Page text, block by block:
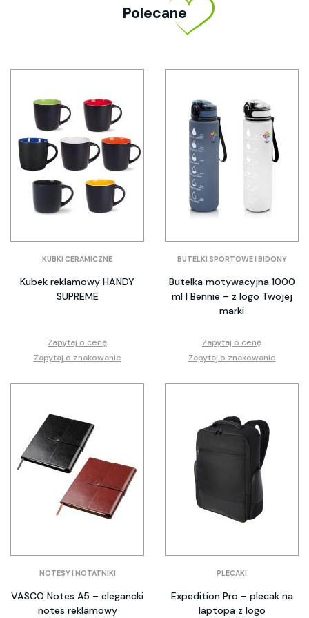
Polecane
KUBKI CERAMICZNE
Kubek reklamowy HANDY
SUPREME
Zapytaj o cenę
Zapytaj o znakowanie
BUTELKI SPORTOWE I BIDONY
Butelka motywacyjna 1000
ml | Bennie – z logo Twojej
marki
Zapytaj o cenę
Zapytaj o znakowanie
NOTESY I NOTATNIKI
VASCO Notes A5 – elegancki
notes reklamowy
PLECAKI
Expedition Pro – plecak na
laptopa z logo